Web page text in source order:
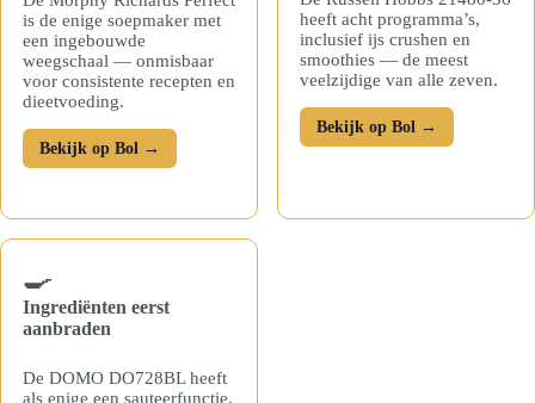
is de enige soepmaker met
een ingebouwde
weegschaal — onmisbaar
voor consistente recepten en
dieetvoeding.
Bekijk op Bol →
heeft acht programma’s,
inclusief ijs crushen en
smoothies — de meest
veelzijdige van alle zeven.
Bekijk op Bol →
🍳
Ingrediënten eerst
aanbraden
De DOMO DO728BL heeft
als enige een sauteerfunctie,